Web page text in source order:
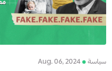
سياسة Aug. 06, 2024